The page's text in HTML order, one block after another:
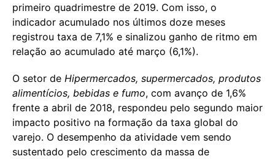
primeiro quadrimestre de 2019. Com isso, o
indicador acumulado nos últimos doze meses
registrou taxa de 7,1% e sinalizou ganho de ritmo em
relação ao acumulado até março (6,1%).
O setor de Hipermercados, supermercados, produtos
alimentícios, bebidas e fumo, com avanço de 1,6%
frente a abril de 2018, respondeu pelo segundo maior
impacto positivo na formação da taxa global do
varejo. O desempenho da atividade vem sendo
sustentado pelo crescimento da massa de